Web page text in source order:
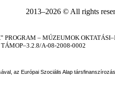
2013–2026 © All rights
– MÚZEUMOK
A-08-2008-0002
az Európai Szociális Alap